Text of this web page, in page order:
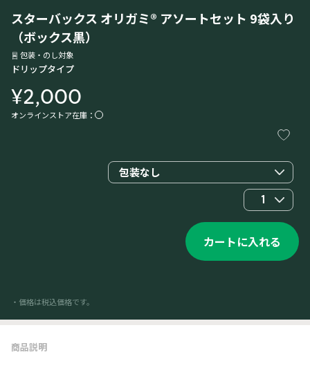
スターバックス オリガミ® アソートセット 9袋入り
（ボックス黒）
包装・のし対象
ドリップタイプ
¥2,000
オンラインストア在庫：
包装なし
1
カートに入れる
・価格は税込価格です。
商品説明